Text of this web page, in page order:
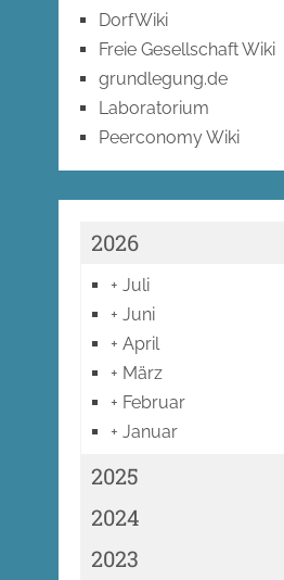
DorfWiki
Freie Gesellschaft Wiki
grundlegung.de
Laboratorium
Peerconomy Wiki
2026
+ Juli
+ Juni
+ April
+ März
+ Februar
+ Januar
2025
2024
2023